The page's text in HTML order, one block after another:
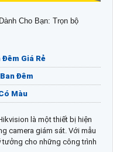
Cho Bạn: Trọn bộ
Đêm Giá Rẻ
Đêm
Màu
là một thiết bị hiện
camera giám sát. Với mẫu
tưởng cho những công trình